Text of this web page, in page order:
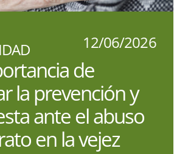
12/06/2026
de
la prevención y
ante el abuso
en la vejez